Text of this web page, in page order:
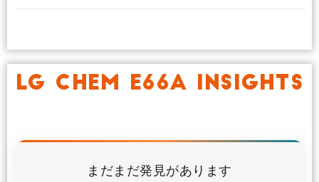
LG CHEM E66A INSIGHTS
まだまだ発見があります